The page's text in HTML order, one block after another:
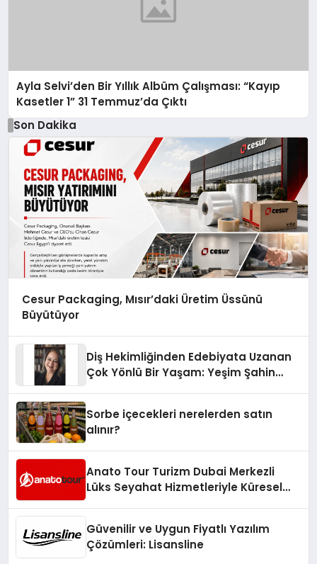
Ayla Selvi’den Bir Yıllık Albüm Çalışması: “Kayıp
Kasetler 1” 31 Temmuz’da Çıktı
Son Dakika
Cesur Packaging, Mısır’daki Üretim Üssünü
Büyütüyor
Diş Hekimliğinden Edebiyata Uzanan
Çok Yönlü Bir Yaşam: Yeşim Şahin
Sorbe içecekleri nerelerden satın
alınır?
Anato Tour Turizm Dubai Merkezli
Lüks Seyahat Hizmetleriyle Küresel
Güvenilir ve Uygun Fiyatlı Yazılım
Çözümleri: Lisansline